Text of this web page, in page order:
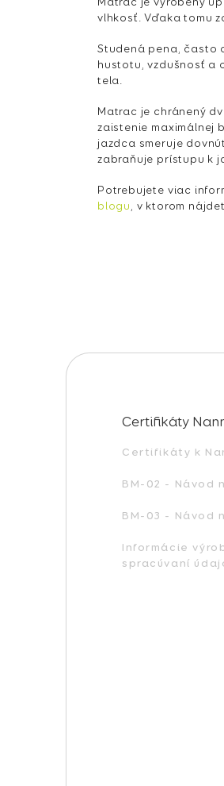
vlhkosť. Vďaka tomu
Studená pena, často
hustotu, vzdušnosť a
tela.
Matrac je chránený
zaistenie maximálnej
jazdca smeruje
zabraňuje prístupu k
Potrebujete viac
blogu
, v ktorom
Certifikáty
Certifikáty k
BM-02 - Návod
BM-03 - Návod
Informácie
spracúvaní